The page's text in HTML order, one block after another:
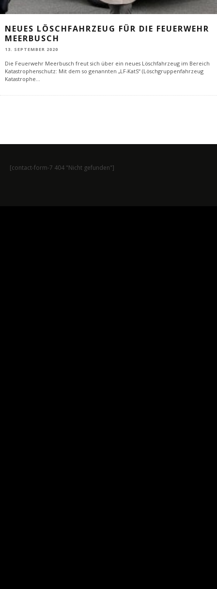
NEUES LÖSCHFAHRZEUG FÜR DIE FEUERWEHR
MEERBUSCH
13. SEPTEMBER 2020
Die Feuerwehr Meerbusch freut sich über ein neues Löschfahrzeug im Bereich
Katastrophenschutz: Mit dem so genannten „LF-KatS“ (Löschgruppenfahrzeug
Katastrophe...
[contact-form-7 404 "Nicht gefunden"]